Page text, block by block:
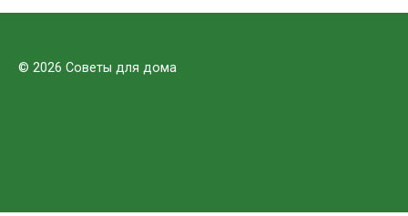
© 2026 Советы для дома